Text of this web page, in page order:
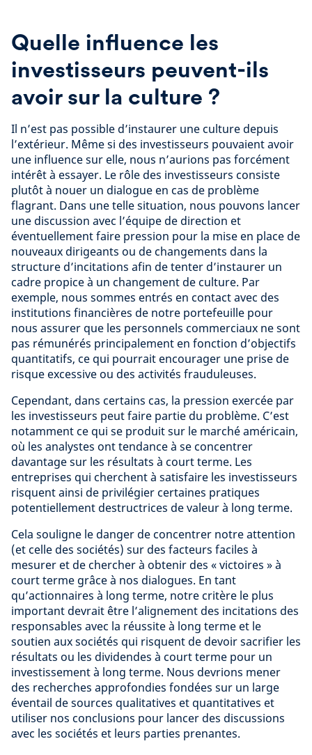
Quelle influence les
investisseurs peuvent-ils
avoir sur la culture ?
Il n’est pas possible d’instaurer une culture depuis
l’extérieur. Même si des investisseurs pouvaient avoir
une influence sur elle, nous n’aurions pas forcément
intérêt à essayer. Le rôle des investisseurs consiste
plutôt à nouer un dialogue en cas de problème
flagrant. Dans une telle situation, nous pouvons lancer
une discussion avec l’équipe de direction et
éventuellement faire pression pour la mise en place de
nouveaux dirigeants ou de changements dans la
structure d’incitations afin de tenter d’instaurer un
cadre propice à un changement de culture. Par
exemple, nous sommes entrés en contact avec des
institutions financières de notre portefeuille pour
nous assurer que les personnels commerciaux ne sont
pas rémunérés principalement en fonction d’objectifs
quantitatifs, ce qui pourrait encourager une prise de
risque excessive ou des activités frauduleuses.
Cependant, dans certains cas, la pression exercée par
les investisseurs peut faire partie du problème. C’est
notamment ce qui se produit sur le marché américain,
où les analystes ont tendance à se concentrer
davantage sur les résultats à court terme. Les
entreprises qui cherchent à satisfaire les investisseurs
risquent ainsi de privilégier certaines pratiques
potentiellement destructrices de valeur à long terme.
Cela souligne le danger de concentrer notre attention
(et celle des sociétés) sur des facteurs faciles à
mesurer et de chercher à obtenir des « victoires » à
court terme grâce à nos dialogues. En tant
qu’actionnaires à long terme, notre critère le plus
important devrait être l’alignement des incitations des
responsables avec la réussite à long terme et le
soutien aux sociétés qui risquent de devoir sacrifier les
résultats ou les dividendes à court terme pour un
investissement à long terme. Nous devrions mener
des recherches approfondies fondées sur un large
éventail de sources qualitatives et quantitatives et
utiliser nos conclusions pour lancer des discussions
avec les sociétés et leurs parties prenantes.